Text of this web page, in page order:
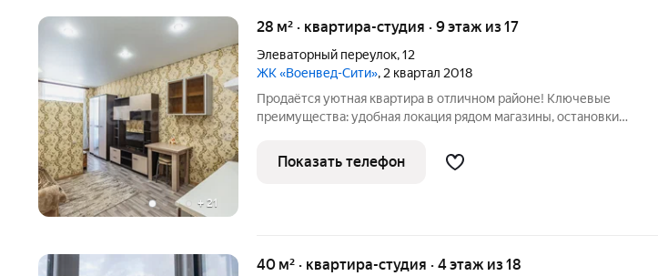
+ 21
28 м² · квартира-студия · 9 этаж из 17
Элеваторный переулок,12
ЖК «Военвед-Сити», 2 квартал 2018
Продаётся уютная квартира в отличном районе! Ключевые
преимущества: удобная локация рядом магазины, остановки
подъезд и доброжелательные соседи. остаётся вся мебель:
кухонный гарнитур, шкафы,
Показать телефон
40 м² · квартира-студия · 4 этаж из 18